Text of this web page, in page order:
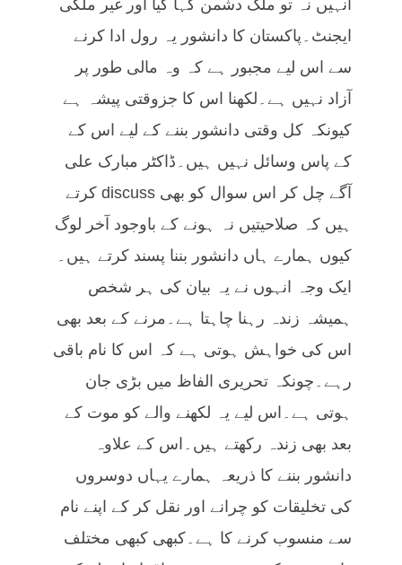
انہیں نہ تو ملک دشمن کہا گیا اور غیر ملکی
ایجنٹ۔پاکستان کا دانشور یہ رول ادا کرنے
سے اس لیے مجبور ہے کہ وہ مالی طور پر
آزاد نہیں ہے۔لکھنا اس کا جزوقتی پیشہ ہے
کیونکہ کل وقتی دانشور بننے کے لیے اس کے
کے پاس وسائل نہیں ہیں۔ڈاکٹر مبارک علی
آگے چل کر اس سوال کو بھی discuss کرتے
ہیں کہ صلاحیتیں نہ ہونے کے باوجود آخر لوگ
کیوں ہمارے ہاں دانشور بننا پسند کرتے ہیں۔
ایک وجہ انہوں نے یہ بیان کی ہر شخص
ہمیشہ زندہ رہنا چاہتا ہے۔مرنے کے بعد بھی
اس کی خواہش ہوتی ہے کہ اس کا نام باقی
رہے۔چونکہ تحریری الفاظ میں بڑی جان
ہوتی ہے۔اس لیے یہ لکھنے والے کو موت کے
بعد بھی زندہ رکھتے ہیں۔اس کے علاوہ
دانشور بننے کا ذریعہ ہمارے یہاں دوسروں
کی تخلیقات کو چرانے اور نقل کر کے اپنے نام
سے منسوب کرنے کا ہے۔کبھی کبھی مختلف